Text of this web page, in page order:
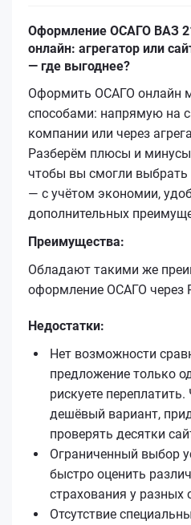
Оформление ОСАГО ВАЗ
онлайн: агрегатор или
— где выгоднее?
Оформить ОСАГО онлайн
способами: напрямую на
компании или через
Разберём плюсы и
чтобы вы смогли
— с учётом экономии,
дополнительных
Преимущества:
Обладают такими же
оформление ОСАГО через
Недостатки:
Нет возможности
предложение только
рискуете
дешёвый вариант,
проверять десятки
Ограниченный выбор
быстро оценить
страхования у разных
Отсутствие